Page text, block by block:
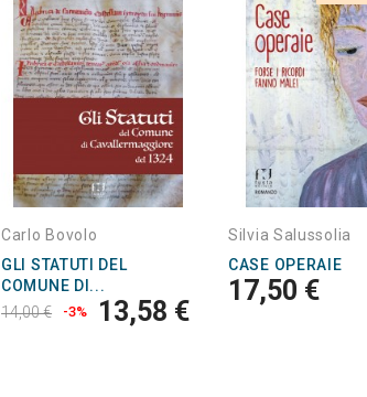
Carlo Bovolo
GLI STATUTI DEL
COMUNE DI...
14,00 €
-3% 13,58 €
Silvia Salussolia
CASE OPERAIE
17,50 €